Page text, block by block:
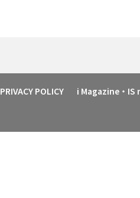
PRIVACY POLICY i Magazine・IS